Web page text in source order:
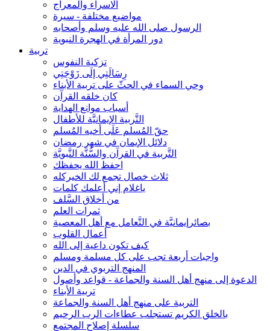
الاسراء والمعراج
مواضيع مختلفة - سيرة
الرسول صلى الله عليه وسلم وأصحابه
دور المرأة في الهجرة النبوية
تربية
تزكية النفوس
رِسَالَتِي إلَى زَوْجَتِي
وحي السماء في الحثّ على تربية الأبناء
كان خلقه القرآن
أسباب موانع الهداية
التَّربية الإيمانيَّة للأطفال
حقّ المُسلم عَلَى أخيه المُسلم
دلائل الإيمان في شهر رمضان
التَّربية في القرآن والسُّنَّة النَّبويَّة
احفظ الله يحفظك
ثلاث خصال تجمع لك الخيركله
ياغلام إني أعلمك كلمات
من أخلاق السَّلف
ثمرات العلم
بصائرإيمانيَّة في التَّعامل مع أهل المعصية
أعمال القلوب
كيف تكون داعية إلى الله
واجبات أربعة تجب على كل مسلمة ومسلم
المنهج التربوي في الدين
الدعوة إلى منهج أهل السنة والجماعة - قواعد وأصول
تربية الأبناء
التربية على منهج أهل السنة والجماعة
بالخلق الكريم تستجلب عطاءات الرب الرحيم
سلسلة إصلاح المجتمع